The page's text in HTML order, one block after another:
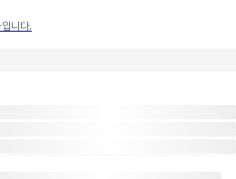
니다.